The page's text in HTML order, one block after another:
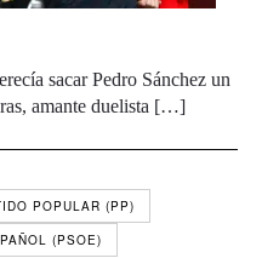
sacar Pedro Sánchez un
amante duelista […]
POPULAR (PP)
(PSOE)